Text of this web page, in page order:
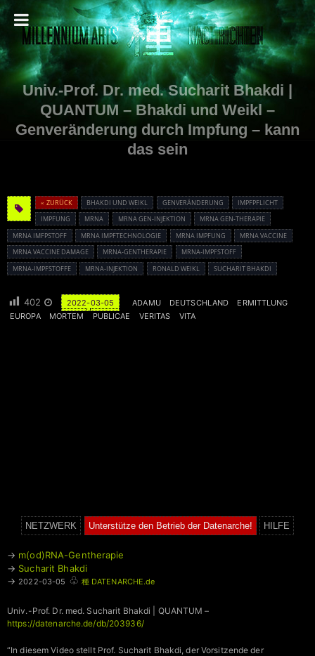
Univ.-Prof. Dr. med. Sucharit Bhakdi |
QUANTUM – Bhakdi und Weikl –
Genveränderung durch Impfung – kann
das sein
« ZURÜCK BHAKDI UND WEIKL GENVERÄNDERUNG
IMPFPFLICHT
IMPFUNG
MRNA MRNA GEN-INJEKTION
MRNA GEN-THERAPIE
MRNA IMFPSTOFF
MRNA IMPFTECHNOLOGIE MRNA IMPFUNG
MRNA VACCINE
MRNA VACCINE DAMAGE
MRNA-GENTHERAPIE
MRNA-IMPFSTOFF
MRNA-IMPFSTOFFE
MRNA-INJEKTION RONALD WEIKL SUCHARIT BHAKDI
402 2022-03-05 ADAMU DEUTSCHLAND
ERMITTLUNG
EUROPA
MORTEM PUBLICAE VERITAS VITA
NETZWERK Unterstütze den Betrieb der Datenarche! HILFE
→ m(od)RNA-Gentherapie
→ Sucharit Bhakdi
→ 2022-03-05 ♧ 種 DATENARCHE.de
Univ.-Prof. Dr. med. Sucharit Bhakdi | QUANTUM –
https://datenarche.de/db/203936/
“In diesem Video stellt Prof. Sucharit Bhakdi, der Vorsitzende der